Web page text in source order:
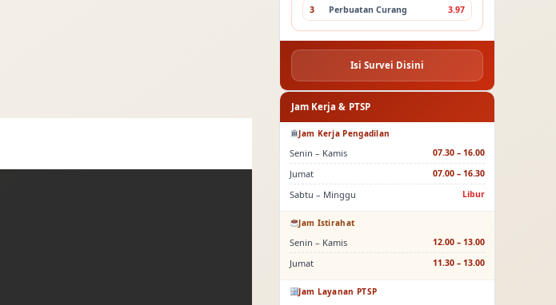
3 Perbuatan Curang 3.97
Isi Survei Disini
Jam Kerja & PTSP
Jam Kerja Pengadilan
Senin – Kamis 07.30 – 16.00
Jumat 07.00 – 16.30
Sabtu – Minggu Libur
Jam Istirahat
Senin – Kamis 12.00 – 13.00
Jumat 11.30 – 13.00
Jam Layanan PTSP